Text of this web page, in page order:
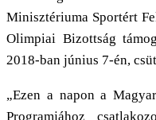
Minisztériuma Sportért
Olimpiai Bizottság
2018-ban június 7-én,
„Ezen a napon a
Programjához